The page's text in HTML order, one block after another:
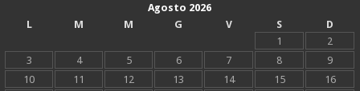
Agosto 2026
L
M M G V S
D
1
2
3
4 5 6 7 8
9
10
11 12 13 14 15
16